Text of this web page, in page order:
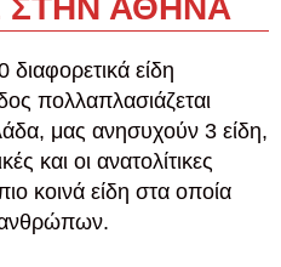
ΣΤΗΝ ΑΘΗΝΑ
είδη
πολλαπλασιάζεται
μας ανησυχούν 3 είδη,
και οι ανατολίτικες
κοινά είδη στα οποία
ανθρώπων.